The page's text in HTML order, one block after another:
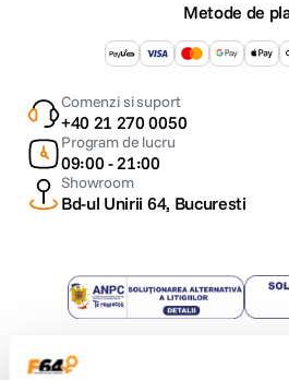
Metode de
Comenzi si suport
+40 21 270 0050
Program de lucru
09:00 - 21:00
Showroom
Bd-ul Unirii 64, Bucuresti